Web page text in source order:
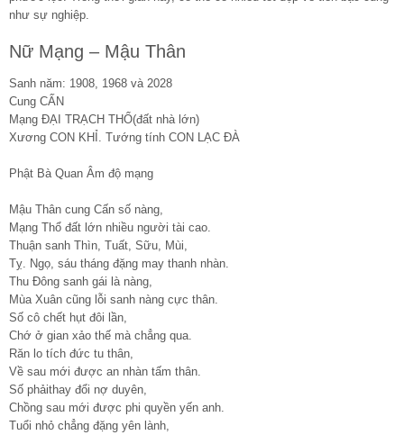
như sự nghiệp.
Nữ Mạng – Mậu Thân
Sanh năm: 1908, 1968 và 2028
Cung CẤN
Mạng ĐẠI TRẠCH THỔ(đất nhà lớn)
Xương CON KHỈ. Tướng tính CON LẠC ĐÀ
Phật Bà Quan Âm độ mạng
Mậu Thân cung Cấn số nàng,
Mạng Thổ đất lớn nhiều người tài cao.
Thuận sanh Thìn, Tuất, Sữu, Mùi,
Tỵ. Ngọ, sáu tháng đặng may thanh nhàn.
Thu Đông sanh gái là nàng,
Mùa Xuân cũng lỗi sanh nàng cực thân.
Số cô chết hụt đôi lần,
Chớ ở gian xảo thế mà chẳng qua.
Răn lo tích đức tu thân,
Về sau mới được an nhàn tấm thân.
Số phảithay đổi nợ duyên,
Chồng sau mới được phi quyền yến anh.
Tuổi nhỏ chẳng đặng yên lành,